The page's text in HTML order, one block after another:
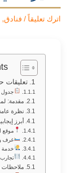
اترك تعليقاً / فنادق,
تعليقات
جدول
مقدمة:
نظرة
أبرز
موقع
غرف
خدمة
ملاحظات